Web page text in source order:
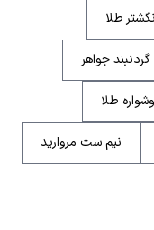
طلا
گردنبند جواهر
طلا
نیم ست مروارید